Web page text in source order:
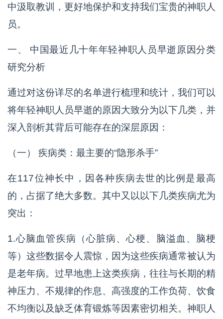
中汲取教训，更好地保护和支持我们宝贵的神职人
员。
一、 中国最近几十年年轻神职人员早逝原因分类
研究分析
通过对这份详尽的名单进行梳理和统计，我们可以
将年轻神职人员早逝的原因大致分为以下几类，并
深入剖析其背后可能存在的深层原因：
（一） 疾病类：最主要的“隐形杀手”
在117位神长中，因各种疾病去世的比例是最高
的，占据了绝大多数。其中又以以下几类疾病尤为
突出：
1.心脑血管疾病（心脏病、心梗、脑溢血、脑梗
等）这些数据令人震惊，因为这些疾病通常被认为
是老年病。过早地患上这类疾病，往往与长期的精
神压力、不规律的作息、高强度的工作负荷、饮食
不均衡以及缺乏体育锻炼等因素密切相关。神职人